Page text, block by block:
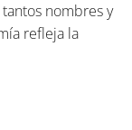
nombres y
refleja la